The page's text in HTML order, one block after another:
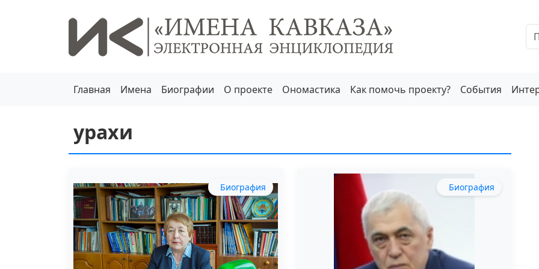
Главная Имена Биографии О проекте Ономастика Как помочь проекту? События
урахи
Биография Биография